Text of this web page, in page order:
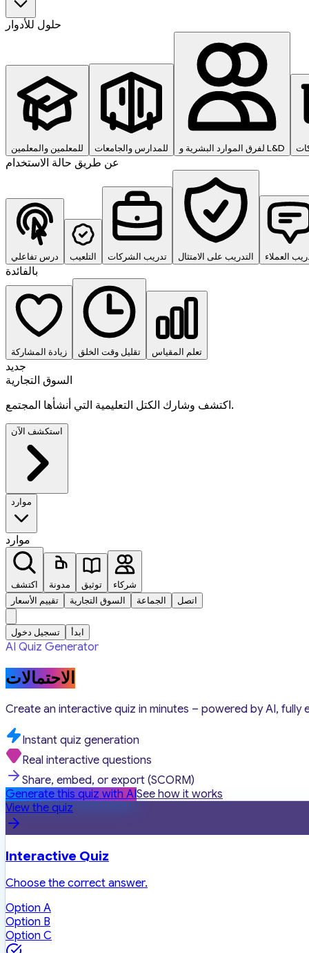
حلول للأدوار
للمعلمين والمعلمين للمدارس والجامعات لفرق الموارد البشرية و L&D
عن طريق حالة الاستخدام
درس تفاعلي التلعيب تدريب الشركات التدريب على الامتثال العملاء
بالفائدة
زيادة المشاركة تقليل وقت الخلق تعلم المقياس
جديد
السوق التجارية
اكتشف وشارك الكتل التعليمية التي أنشأها المجتمع.
استكشف الآن
موارد
موارد
اكتشف مدونة توثيق
شركاء
تقييم الأسعار
السوق التجارية الجماعة اتصل
تسجيل دخول ابدأ
AI Quiz Generator
الاحتمالات
Create an interactive quiz in minutes – powered by AI,
Instant quiz generation
Real interactive questions
Share, embed, or export (SCORM)
Generate this quiz with AISee how it works
View the quiz
Interactive Quiz
Choose the correct answer.
Option A
Option B
Option C